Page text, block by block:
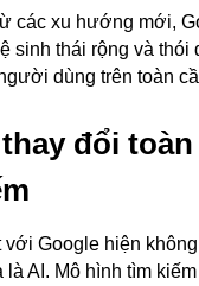
các xu hướng mới,
sinh thái rộng và thói
dùng trên toàn
đổi
Google hiện
là AI. Mô hình tìm